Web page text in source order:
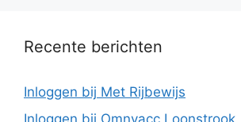
Recente berichten
Inloggen bij Met Rijbewijs
Inloggen bij Omnyacc Loonstrook